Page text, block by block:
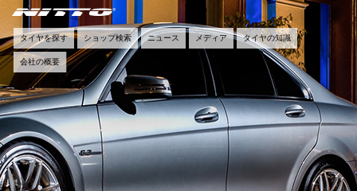
タイヤを探す ショップ検索 ニュース メディア タイヤの知識
会社の概要